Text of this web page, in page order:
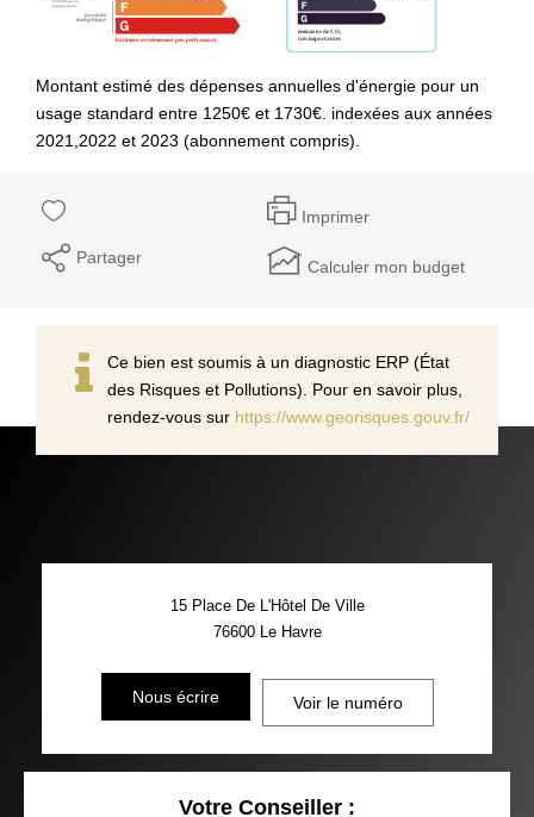
Montant estimé des dépenses annuelles d'énergie pour un
usage standard entre 1250€ et 1730€. indexées aux années
2021,2022 et 2023 (abonnement compris).
Imprimer
Partager Calculer mon budget
Ce bien est soumis à un diagnostic ERP (État
des Risques et Pollutions). Pour en savoir plus,
rendez-vous sur https://www.georisques.gouv.fr/
15 Place De L'Hôtel De Ville
76600 Le Havre
Nous écrire Voir le numéro
Votre Conseiller :